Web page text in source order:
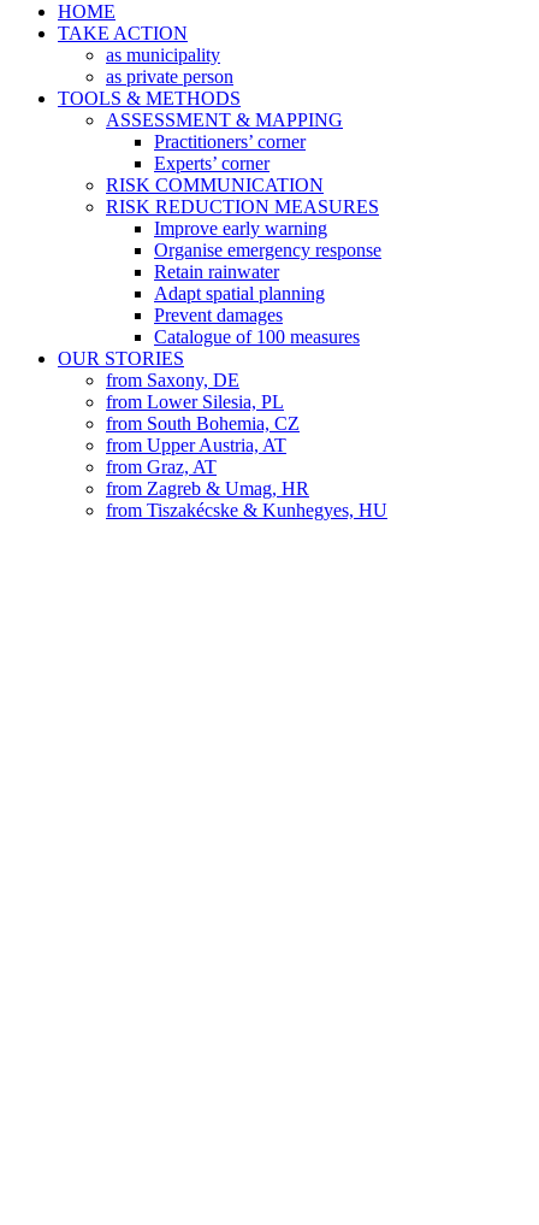
HOME
TAKE ACTION
as municipality
as private person
TOOLS & METHODS
ASSESSMENT & MAPPING
Practitioners’ corner
Experts’ corner
RISK COMMUNICATION
RISK REDUCTION MEASURES
Improve early warning
Organise emergency response
Retain rainwater
Adapt spatial planning
Prevent damages
Catalogue of 100 measures
OUR STORIES
from Saxony, DE
from Lower Silesia, PL
from South Bohemia, CZ
from Upper Austria, AT
from Graz, AT
from Zagreb & Umag, HR
from Tiszakécske & Kunhegyes, HU